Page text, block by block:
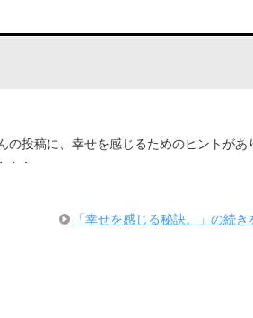
の投稿に、幸せを感じるためのヒントがあ
・
「幸せを感じる秘訣。」の続き